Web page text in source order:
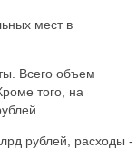
мест в
Всего объем
того, на
рублей, расходы -